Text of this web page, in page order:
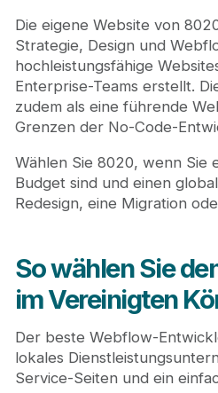
Die eigene Website von
Strategie, Design und
hochleistungsfähige
Enterprise-Teams erstellt.
zudem als eine führende
Grenzen der No-Code-
Wählen Sie 8020, wenn Sie
Budget sind und einen
Redesign, eine Migration
So wählen Sie
im Vereinigten
Der beste Webflow-
lokales
Service-Seiten und ein